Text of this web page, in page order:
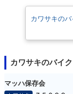
カワサキの
カワサキのバイ
マッハ保存会